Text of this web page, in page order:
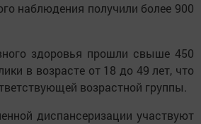
наблюдения получили более 900
здоровья прошли свыше 450
в возрасте от 18 до 49 лет, что
возрастной группы.
диспансеризации участвуют